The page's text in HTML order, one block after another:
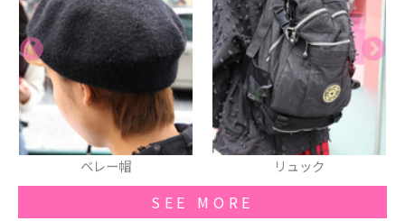
ベレー帽 リュック
SEE MORE